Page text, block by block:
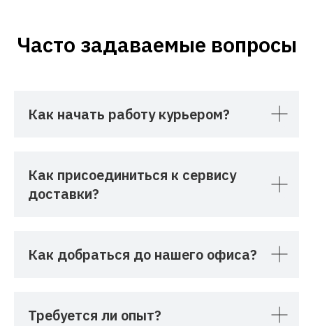
Часто задаваемые вопросы
Как начать работу курьером?
Как присоединиться к сервису
доставки?
Как добраться до нашего офиса?
Требуется ли опыт?